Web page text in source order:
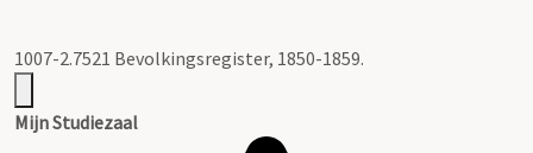
1007-2.7521 Bevolkingsregister, 1850-1859.
Mijn Studiezaal